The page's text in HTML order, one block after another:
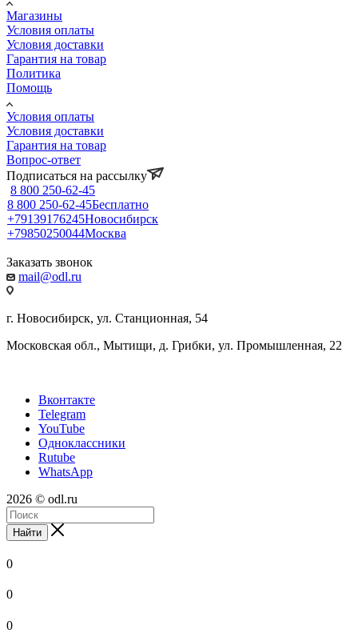
Магазины
Условия оплаты
Условия доставки
Гарантия на товар
Политика
Помощь
Условия оплаты
Условия доставки
Гарантия на товар
Вопрос-ответ
Подписаться на рассылку
8 800 250-62-45
8 800 250-62-45Бесплатно
+79139176245Новосибирск
+79850250044Москва
Заказать звонок
mail@odl.ru
г. Новосибирск, ул. Станционная, 54
Московская обл., Мытищи, д. Грибки, ул. Промышленная, 22
Вконтакте
Telegram
YouTube
Одноклассники
Rutube
WhatsApp
2026 © odl.ru
Найти
0
0
0